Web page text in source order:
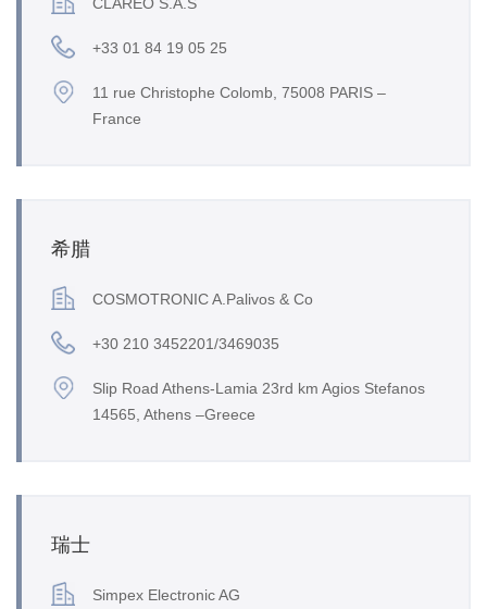
+33 01 84 19 05 25
11 rue Christophe Colomb, 75008 PARIS –
France
希腊
COSMOTRONIC A.Palivos & Co
+30 210 3452201/3469035
Slip Road Athens-Lamia 23rd km Agios Stefanos
14565, Athens –Greece
瑞士
Simpex Electronic AG